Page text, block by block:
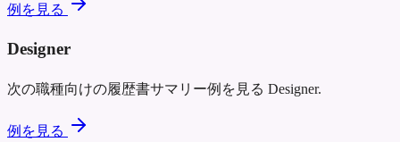
例を見る
Designer
次の職種向けの履歴書サマリー例を見る Designer.
例を見る